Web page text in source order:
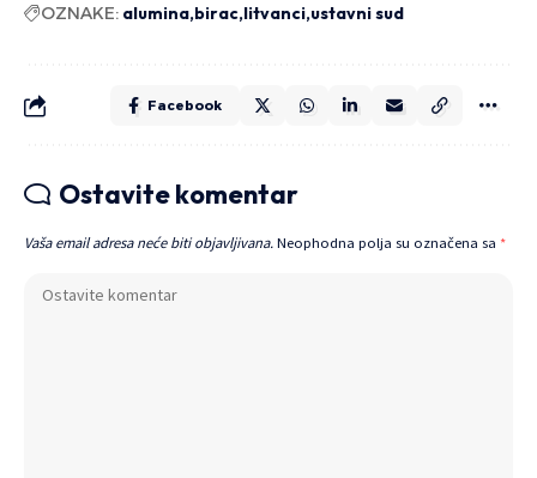
OZNAKE: alumina birac litvanci ustavni sud
Facebook
Ostavite komentar
Vaša email adresa neće biti objavljivana. Neophodna polja su označena sa *